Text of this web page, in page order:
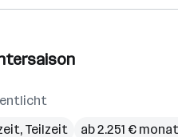
Teilzeit ab 2.251 €